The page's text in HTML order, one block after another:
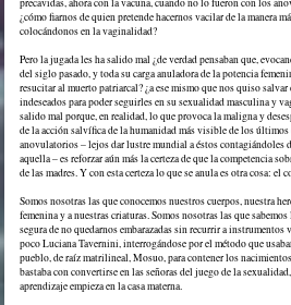
¿cómo fiarnos de quien pretende hacernos vacilar de la manera
colocándonos en la vaginalidad?
Pero la jugada les ha salido mal ¿de verdad pensaban que,
del siglo pasado, y toda su carga anuladora de la potencia
resucitar al muerto patriarcal? ¿a ese mismo que nos quiso salvar
indeseados para poder seguirles en su sexualidad masculina y
salido mal porque, en realidad, lo que provoca la maligna y
de la acción salvífica de la humanidad más visible de los
anovulatorios – lejos dar lustre mundial a éstos contagiándoles
aquella – es reforzar aún más la certeza de que la competencia
de las madres. Y con esta certeza lo que se anula es otra cosa: el
Somos nosotras las que conocemos nuestros cuerpos, nuestra
femenina y a nuestras criaturas. Somos nosotras las que sabemos
segura de no quedarnos embarazadas sin recurrir a instrumentos
poco Luciana Tavernini, interrogándose por el método que
pueblo, de raíz matrilineal, Mosuo, para contener los
bastaba con convertirse en las señoras del juego de la
aprendizaje empieza en la casa materna.